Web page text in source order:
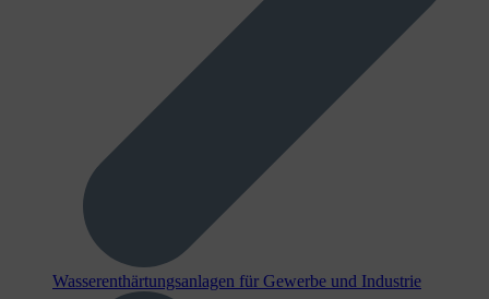
Wasserenthärtungsanlagen für Gewerbe und Industrie